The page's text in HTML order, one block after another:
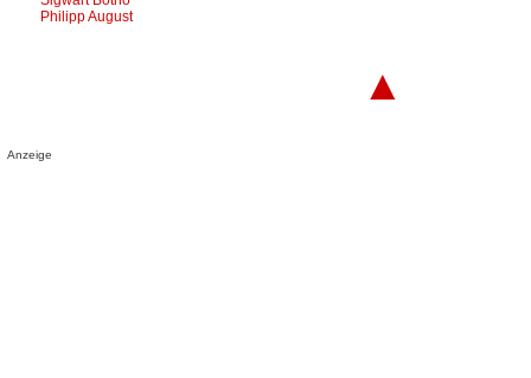
Philipp August
▲
Anzeige